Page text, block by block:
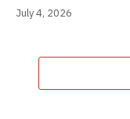
July 4, 2026